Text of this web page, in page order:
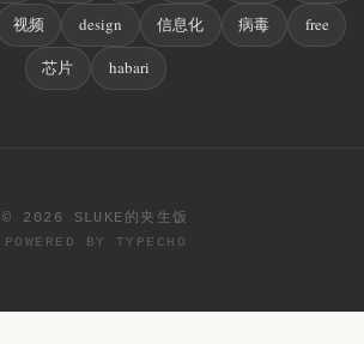
视频 design 信息化 病毒 free
芯片 habari
© 2026 SLUKE的夹生饭
POWERED BY TYPECHO